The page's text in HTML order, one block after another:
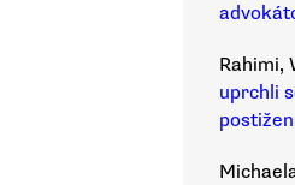
Rahimi,
uprchli